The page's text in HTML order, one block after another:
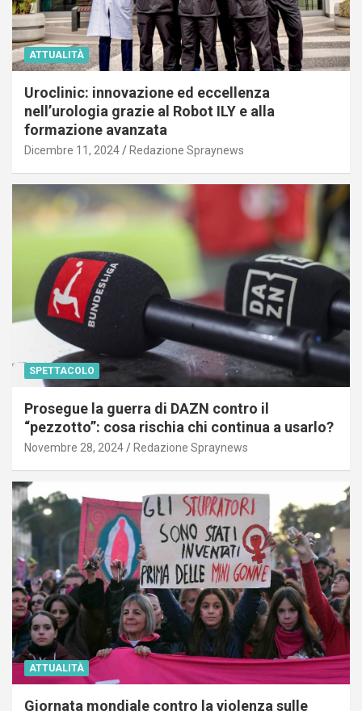
ATTUALITÀ
Uroclinic: innovazione ed eccellenza
nell’urologia grazie al Robot ILY e alla
formazione avanzata
Dicembre 11, 2024 Redazione Spraynews
SPETTACOLO
Prosegue la guerra di DAZN contro il
“pezzotto”: cosa rischia chi continua a usarlo?
Novembre 28, 2024 Redazione Spraynews
ATTUALITÀ
Giornata mondiale contro la violenza sulle